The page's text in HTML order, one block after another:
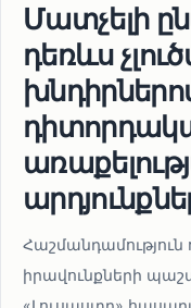
Մատչելի
դեռևս
Հաշմանդամություն
իրավունքների